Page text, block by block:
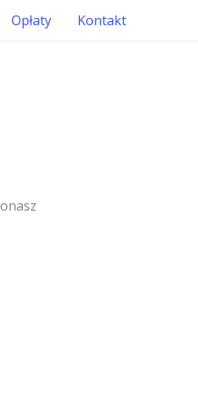
Opłaty Kontakt